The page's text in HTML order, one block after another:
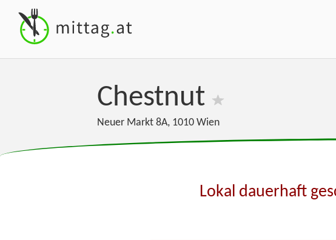
Chestnut
Neuer Markt 8A, 1010 Wien
Lokal dauerhaft